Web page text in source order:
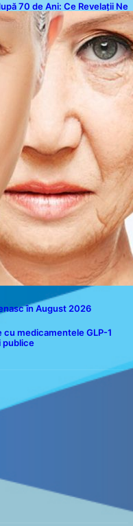
70 de Ani: Ce Revelații Ne
în August 2026
cu medicamentele GLP-1
publice